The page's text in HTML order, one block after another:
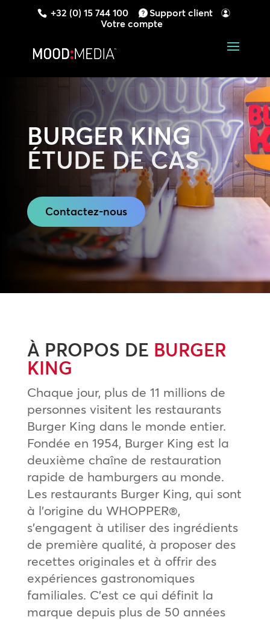
+32 (0) 15 744 100
Support client
Votre compte
BURGER KING
ÉTUDE DE CAS
Contactez-nous
À PROPOS DE BURGER
KING
Chaque jour, plus de 11 millions de
personnes visitent les restaurants
Burger King dans le monde entier.
Fondée en 1954, Burger King est la
deuxième chaîne de restauration
rapide de hamburgers au monde.
Les restaurants Burger King, qui sont
à l’origine du WHOPPER®,
s’engagent à utiliser des ingrédients
de première qualité, à proposer des
recettes originales et à offrir des
expériences gastronomiques
familiales. C’est ce qui définit la
marque depuis plus de 50 années